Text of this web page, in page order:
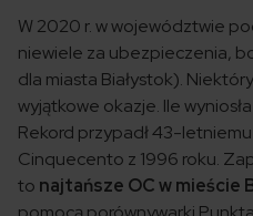
W 2020 r. w województwie
niewiele za ubezpieczenia,
dla miasta Białystok).
wyjątkowe okazje. Ile
Rekord przypadł 43-
Cinquecento z 1996 roku.
to najtańsze OC w mieście